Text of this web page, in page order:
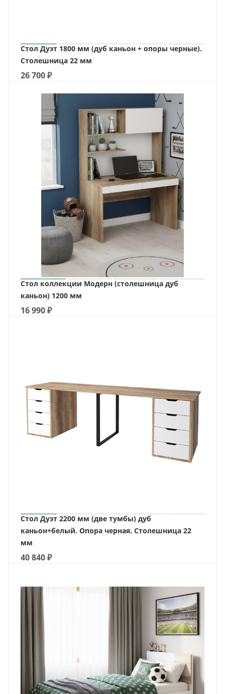
Стол Дуэт 1800 мм (дуб каньон + опоры черные).
Столешница 22 мм
26 700₽
Стол коллекции Модерн (столешница дуб
каньон) 1200 мм
16 990₽
Стол Дуэт 2200 мм (две тумбы) дуб
каньон+белый. Опора черная. Столешница 22
мм
40 840₽